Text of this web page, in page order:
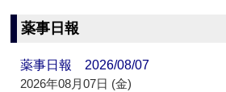
薬事日報
薬事日報 2026/08/07
2026年08月07日 (金)